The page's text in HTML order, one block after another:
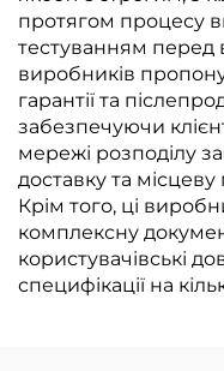
протягом процесу
тестуванням перед
виробників
гарантії та
забезпечуючи
мережі розподілу
доставку та
Крім того, ці
комплексну
користувачівські
специфікації на